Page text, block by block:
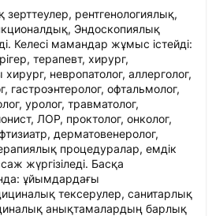
рентгенологиялық,
Эндоскопиялық
Келесі мамандар жұмыс істейді:
терапевт, хирург,
невропатолог, аллерголог,
гастроэнтеролог, офтальмолог,
уролог, травматолог,
ЛОР, проктолог, онколог,
дерматовенеролог,
процедуралар, емдік
жүргізіледі. Басқа
ұйымдардағы
тексерулер, санитарлық
анықтамалардың барлық